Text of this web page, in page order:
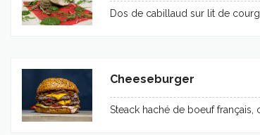
Dos de cabillaud sur lit de
Cheeseburger
Steack haché de boeuf français,